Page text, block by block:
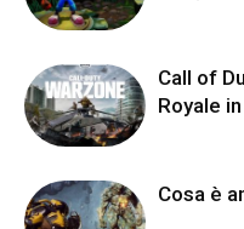
Call of
Royale
Cosa è